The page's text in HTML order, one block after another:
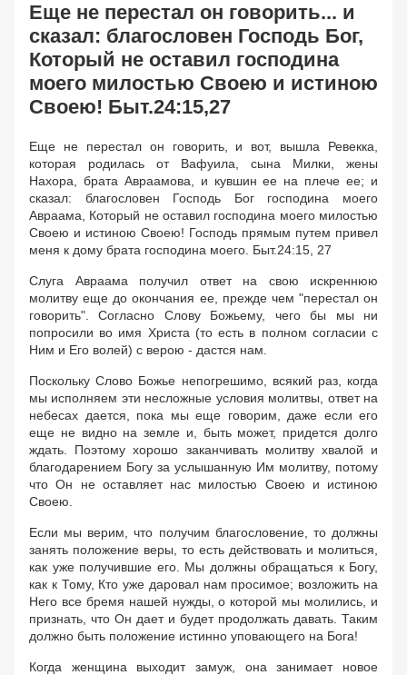
Еще не перестал он говорить... и
сказал: благословен Господь Бог,
Который не оставил господина
моего милостью Своею и истиною
Своею! Быт.24:15,27
Еще не перестал он говорить, и вот, вышла Ревекка,
которая родилась от Вафуила, сына Милки, жены
Нахора, брата Авраамова, и кувшин ее на плече ее; и
сказал: благословен Господь Бог господина моего
Авраама, Который не оставил господина моего милостью
Своею и истиною Своею! Господь прямым путем привел
меня к дому брата господина моего. Быт.24:15, 27
Слуга Авраама получил ответ на свою искреннюю
молитву еще до окончания ее, прежде чем "перестал он
говорить". Согласно Слову Божьему, чего бы мы ни
попросили во имя Христа (то есть в полном согласии с
Ним и Его волей) с верою - дастся нам.
Поскольку Слово Божье непогрешимо, всякий раз, когда
мы исполняем эти несложные условия молитвы, ответ на
небесах дается, пока мы еще говорим, даже если его
еще не видно на земле и, быть может, придется долго
ждать. Поэтому хорошо заканчивать молитву хвалой и
благодарением Богу за услышанную Им молитву, потому
что Он не оставляет нас милостью Своею и истиною
Своею.
Если мы верим, что получим благословение, то должны
занять положение веры, то есть действовать и молиться,
как уже получившие его. Мы должны обращаться к Богу,
как к Тому, Кто уже даровал нам просимое; возложить на
Него все бремя нашей нужды, о которой мы молились, и
признать, что Он дает и будет продолжать давать. Таким
должно быть положение истинно уповающего на Бога!
Когда женщина выходит замуж, она занимает новое